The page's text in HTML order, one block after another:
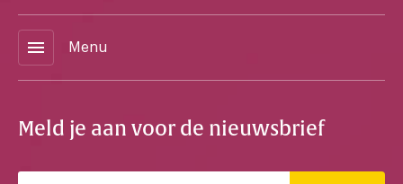
menu Menu
Meld je aan voor de nieuwsbrief